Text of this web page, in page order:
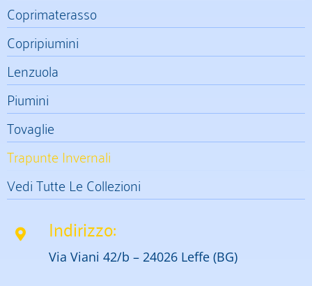
Coprimaterasso
Copripiumini
Lenzuola
Piumini
Tovaglie
Trapunte Invernali
Vedi Tutte Le Collezioni
Indirizzo:
Via Viani 42/b – 24026 Leffe (BG)